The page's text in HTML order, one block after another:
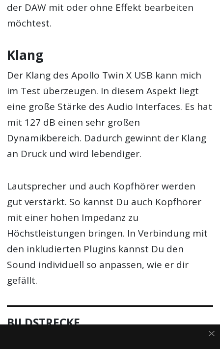
der DAW mit oder ohne Effekt bearbeiten
möchtest.
Klang
Der Klang des Apollo Twin X USB kann mich
im Test überzeugen. In diesem Aspekt liegt
eine große Stärke des Audio Interfaces. Es hat
mit 127 dB einen sehr großen
Dynamikbereich. Dadurch gewinnt der Klang
an Druck und wird lebendiger.
Lautsprecher und auch Kopfhörer werden
gut verstärkt. So kannst Du auch Kopfhörer
mit einer hohen Impedanz zu
Höchstleistungen bringen. In Verbindung mit
den inkludierten Plugins kannst Du den
Sound individuell so anpassen, wie er dir
gefällt.
BILDSTRECKE